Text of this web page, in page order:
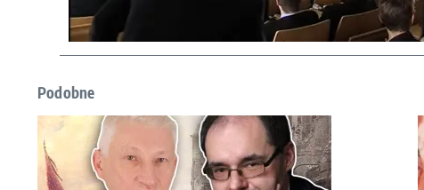
Podobne